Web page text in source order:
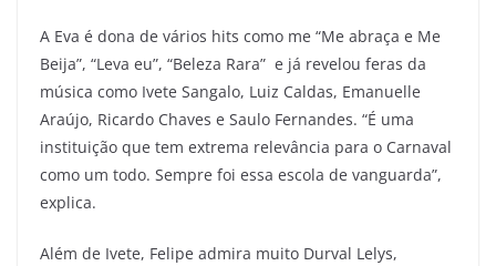
A Eva é dona de vários hits como me “Me abraça e Me
Beija”, “Leva eu”, “Beleza Rara” e já revelou feras da
música como Ivete Sangalo, Luiz Caldas, Emanuelle
Araújo, Ricardo Chaves e Saulo Fernandes. “É uma
instituição que tem extrema relevância para o Carnaval
como um todo. Sempre foi essa escola de vanguarda”,
explica.
Além de Ivete, Felipe admira muito Durval Lelys,